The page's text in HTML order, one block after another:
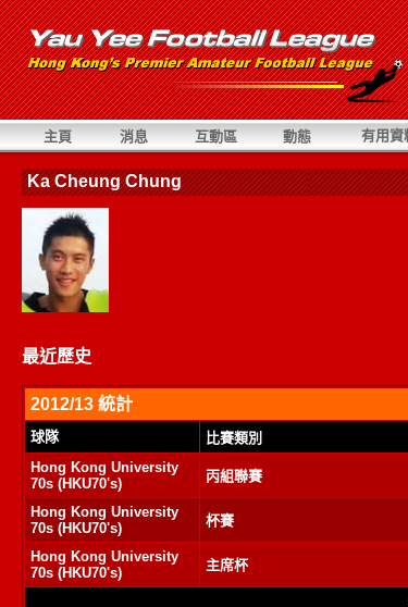
主頁 消息 互動區 動態 有用資
Ka Cheung Chung
最近歷史
2012/13 統計
球隊 比賽類別
Hong Kong University
70s (HKU70's)
丙組聯賽
Hong Kong University
70s (HKU70's)
杯賽
Hong Kong University
70s (HKU70's)
主席杯